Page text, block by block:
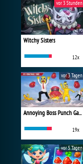
Witchy Sisters
12x
vor 3 Stunden
Annoying Boss Punch Game
19x
vor 3 Tagen
vor 5 Tagen